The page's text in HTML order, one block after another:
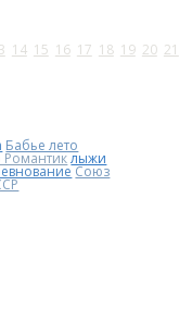
14 15 16 17 18 19 20 21
Бабье лето
Романтиклыжи
Союз